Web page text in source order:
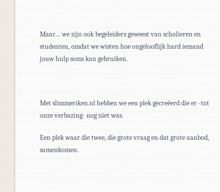
Maar… we zijn ook begeleiders geweest van scholieren en
studenten, omdat we wisten hoe ongelooflijk hard iemand
jouw hulp soms kan gebruiken.
Met slimmeriken.nl hebben we een plek gecreëerd die er -tot
onze verbazing- nog niet was.
Een plek waar die twee, die grote vraag en dat grote aanbod,
samenkomen.